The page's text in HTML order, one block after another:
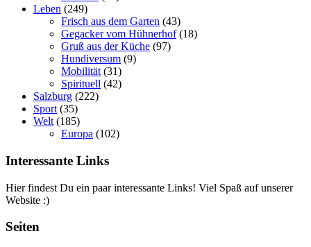
Leben (249)
Frisch aus dem Garten (43)
Gegacker vom Hühnerhof(18)
Gruß aus der Küche (97)
Hundiversum (9)
Mobilität (31)
Spirituell (42)
Salzburg (222)
Sport (35)
Welt (185)
Europa (102)
Interessante Links
Hier findest Du ein paar interessante Links! Viel Spaß auf unserer
Website :)
Seiten